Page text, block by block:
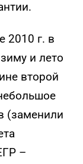
2010 г. в
и лето
второй
(заменили
–